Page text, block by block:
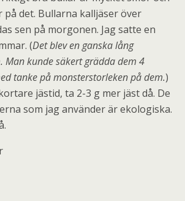
på det. Bullarna kalljäser över
sen på morgonen. Jag satte en
(Det blev en ganska lång
Man kunde säkert grädda dem 4
tanke på monsterstorleken på dem.)
jästid, ta 2-3 g mer jäst då. De
som jag använder är ekologiska.